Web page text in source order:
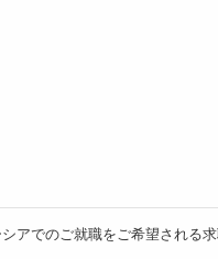
アでのご就職をご希望される